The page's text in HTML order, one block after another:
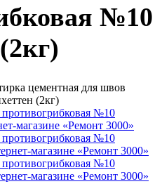
№10
цементная для швов
(2кг)